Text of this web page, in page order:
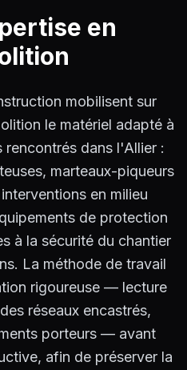
en
mobilisent sur
le matériel adapté à
rencontrés dans l'Allier :
marteaux-piqueurs
en milieu
de protection
à la sécurité du chantier
La méthode de travail
rigoureuse — lecture
réseaux encastrés,
porteurs — avant
afin de préserver la